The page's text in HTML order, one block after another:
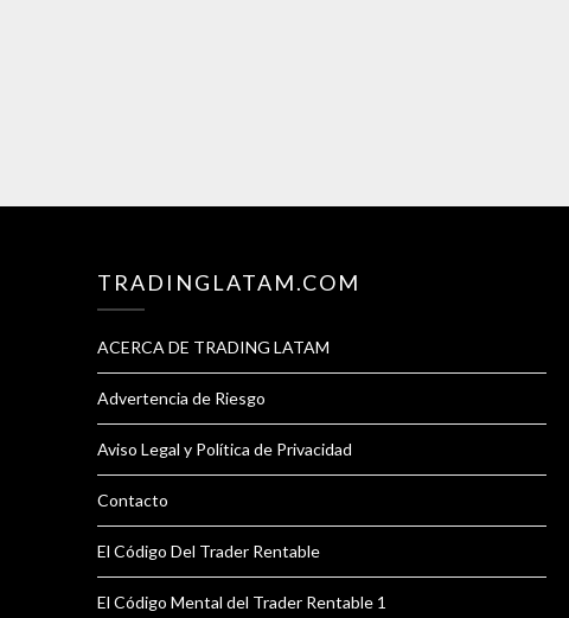
TRADINGLATAM.COM
ACERCA DE TRADING LATAM
Advertencia de Riesgo
Aviso Legal y Política de Privacidad
Contacto
El Código Del Trader Rentable
El Código Mental del Trader Rentable 1